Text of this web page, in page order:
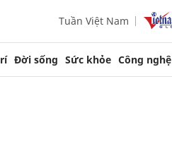
Tuần Việt Nam
Đời sống Sức khỏe Công nghệ